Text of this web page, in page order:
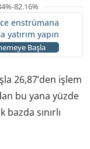
82.16%
enstrümana
yatırım yapın
Başla
26,87’den işlem
bu yana yüzde
sınırlı